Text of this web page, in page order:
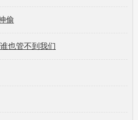
偷
也管不到我们